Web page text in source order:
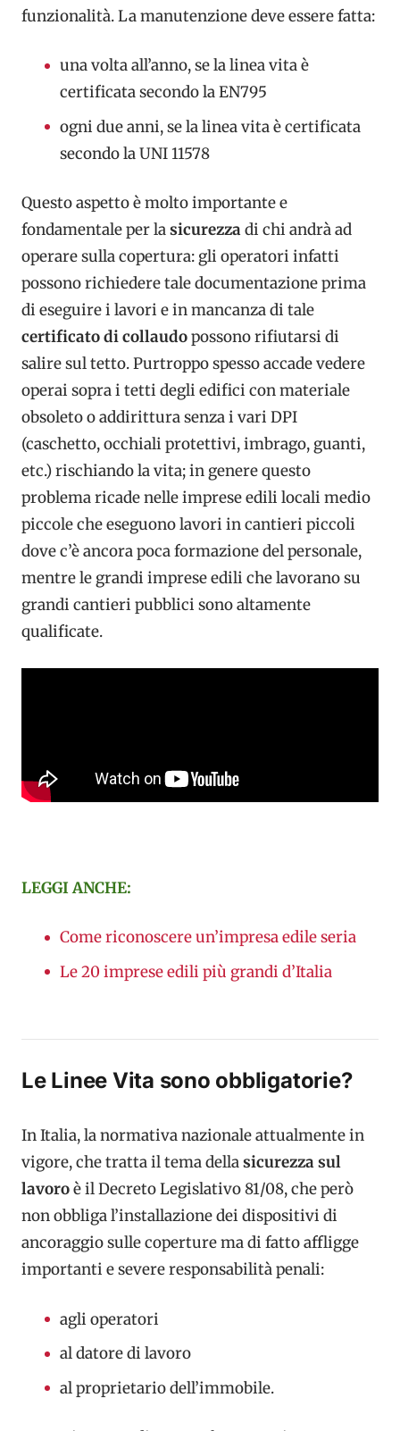
funzionalità. La manutenzione deve essere fatta:
una volta all’anno, se la linea vita è
certificata secondo la EN795
ogni due anni, se la linea vita è certificata
secondo la UNI 11578
Questo aspetto è molto importante e
fondamentale per lasicurezzadi chi andrà ad
operare sulla copertura: gli operatori infatti
possono richiedere tale documentazione prima
di eseguire i lavori e in mancanza di tale
certificato di collaudopossono rifiutarsi di
salire sul tetto. Purtroppo spesso accade vedere
operai sopra i tetti degli edifici con materiale
obsoleto o addirittura senza i vari DPI
(caschetto, occhiali protettivi, imbrago, guanti,
etc.) rischiando la vita; in genere questo
problema ricade nelle imprese edili locali medio
piccole che eseguono lavori in cantieri piccoli
dove c’è ancora poca formazione del personale,
mentre le grandi imprese edili che lavorano su
grandi cantieri pubblici sono altamente
qualificate.
LEGGI ANCHE:
Come riconoscere un’impresa edile seria
Le 20 imprese edili più grandi d’Italia
Le Linee Vita sono obbligatorie?
In Italia, la normativa nazionale attualmente in
vigore, che tratta il tema dellasicurezza sul
lavoroè il Decreto Legislativo 81/08, che però
non obbliga l’installazione dei dispositivi di
ancoraggio sulle coperture ma di fatto affligge
importanti e severe responsabilità penali:
agli operatori
al datore di lavoro
al proprietario dell’immobile.